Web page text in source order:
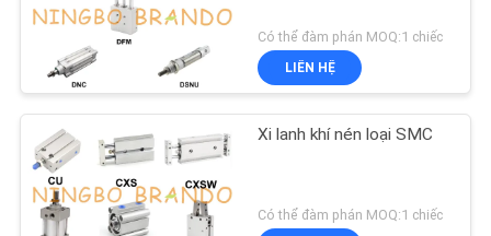
Có thể đàm phán MOQ:1 chiếc
LIÊN HỆ
Xi lanh khí nén loại SMC
Có thể đàm phán MOQ:1 chiếc